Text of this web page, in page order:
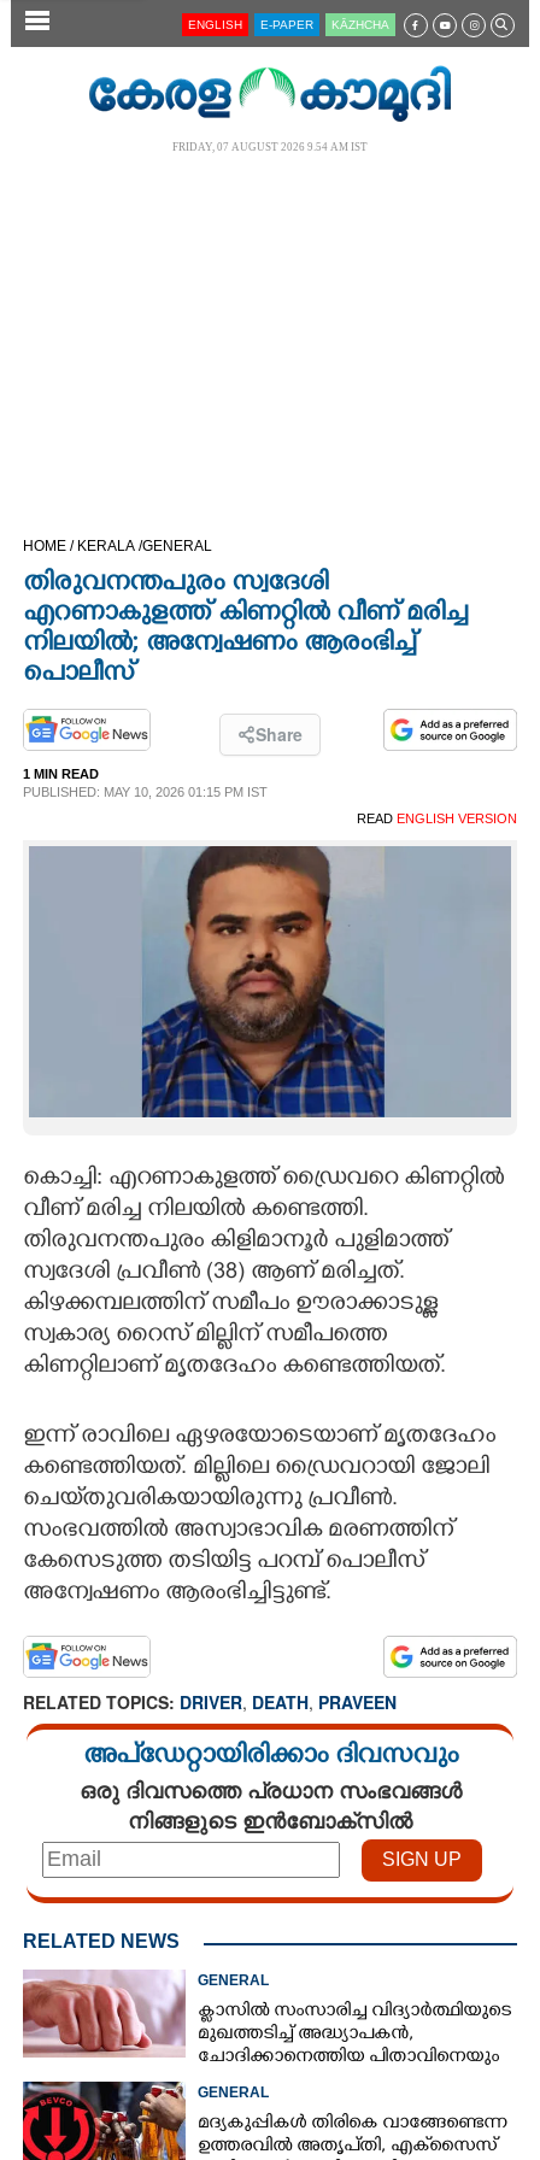
SECTIONS
OPINION
LIFESTYLE
CARTOONS
LITERATURE
CONTACT US
ENGLISH E-PAPER KĀZHCHA
FRIDAY, 07 AUGUST 2026 9.54 AM IST
HOME / KERALA /GENERAL
തിരുവനന്തപുരം സ്വദേശി
എറണാകുളത്ത് കിണറ്റിൽ വീണ് മരിച്ച
നിലയിൽ; അന്വേഷണം ആരംഭിച്ച്
പൊലീസ്
Share
1 MIN READ
PUBLISHED: MAY 10, 2026 01:15 PM IST
READ ENGLISH VERSION
കൊച്ചി: എറണാകുളത്ത് ഡ്രൈവറെ കിണറ്റിൽ
വീണ് മരിച്ച നിലയിൽ കണ്ടെത്തി.
തിരുവനന്തപുരം കിളിമാനൂർ പുളിമാത്ത്
സ്വദേശി പ്രവീൺ (38) ആണ് മരിച്ചത്.
കിഴക്കമ്പലത്തിന് സമീപം ഊരാക്കാടുള്ള
സ്വകാര്യ റൈസ് മില്ലിന് സമീപത്തെ
കിണറ്റിലാണ് മൃതദേഹം കണ്ടെത്തിയത്.
ഇന്ന് രാവിലെ ഏഴരയോടെയാണ് മൃതദേഹം
കണ്ടെത്തിയത്. മില്ലിലെ ഡ്രൈവറായി ജോലി
ചെയ്‌തുവരികയായിരുന്നു പ്രവീൺ.
സംഭവത്തിൽ അസ്വാഭാവിക മരണത്തിന്
കേസെടുത്ത തടിയിട്ട പറമ്പ് പൊലീസ്
അന്വേഷണം ആരംഭിച്ചിട്ടുണ്ട്.
RELATED TOPICS: DRIVER, DEATH, PRAVEEN
അപ്ഡേറ്റായിരിക്കാം ദിവസവും
ഒരു ദിവസത്തെ പ്രധാന സംഭവങ്ങൾ
നിങ്ങളുടെ ഇൻബോക്സിൽ
RELATED NEWS
GENERAL
ക്ളാസിൽ സംസാരിച്ച വിദ്യാർത്ഥിയുടെ
മുഖത്തടിച്ച് അദ്ധ്യാപകൻ,
ചോദിക്കാനെത്തിയ പിതാവിനെയും
GENERAL
മദ്യകുപ്പികൾ തിരികെ വാങ്ങേണ്ടെന്ന
ഉത്തരവിൽ അതൃപ്‌തി, എക്‌സൈസ്